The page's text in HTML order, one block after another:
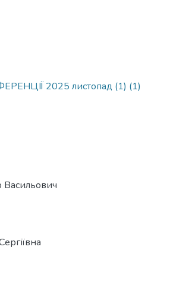
2025 листопад (1) (1)
Васильович